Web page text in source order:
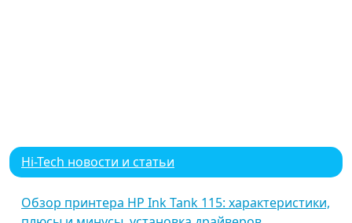
Hi-Tech новости и статьи
Обзор принтера HP Ink Tank 115: характеристики,